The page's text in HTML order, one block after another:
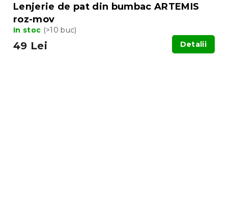
Lenjerie de pat din bumbac ARTEMIS
roz-mov
In stoc (>10 buc)
49 Lei Detalii